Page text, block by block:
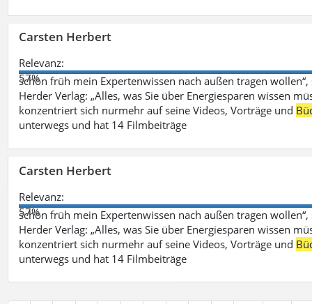
Carsten Herbert
Relevanz:
57%
schon früh mein Expertenwissen nach außen tragen
Herder Verlag: „Alles, was Sie über Energiesparen wissen
konzentriert sich nurmehr auf seine Videos, Vorträge und
unterwegs und hat 14 Filmbeiträge
Carsten Herbert
Relevanz:
57%
schon früh mein Expertenwissen nach außen tragen
Herder Verlag: „Alles, was Sie über Energiesparen wissen
konzentriert sich nurmehr auf seine Videos, Vorträge und
unterwegs und hat 14 Filmbeiträge